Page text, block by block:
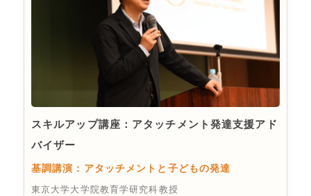
スキルアップ講座：アタッチメント発達支援アド
バイザー
基調講演：アタッチメントと子どもの発達
東京大学大学院教育学研究科教授